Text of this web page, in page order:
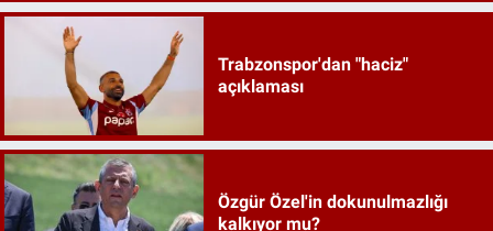
Trabzonspor'dan "haciz"
açıklaması
Özgür Özel'in dokunulmazlığı
kalkıyor mu?